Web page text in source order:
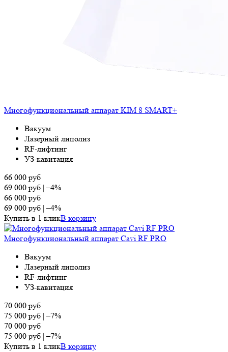
Многофункциональный аппарат KIM 8 SMART+
Вакуум
Лазерный липолиз
RF-лифтинг
УЗ-кавитация
66 000 руб
69 000 руб |–4%
66 000 руб
69 000 руб |–4%
Купить в 1 кликВ корзину
Многофункциональный аппарат Cavi RF PRO
Вакуум
Лазерный липолиз
RF-лифтинг
УЗ-кавитация
70 000 руб
75 000 руб |–7%
70 000 руб
75 000 руб |–7%
Купить в 1 кликВ корзину